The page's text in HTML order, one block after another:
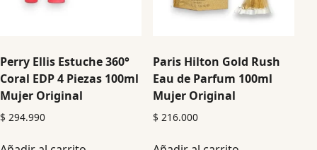
Perry Ellis Estuche 360°
Coral EDP 4 Piezas 100ml
Mujer Original
$ 294.990
Paris Hilton Gold Rush
Eau de Parfum 100ml
Mujer Original
$ 216.000